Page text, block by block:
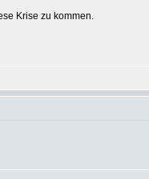
Krise zu kommen.